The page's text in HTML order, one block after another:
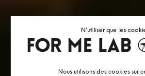
N'utiliser que les
Nous utilisons des cookies sur